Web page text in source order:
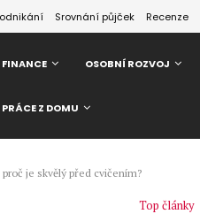
Srovnání půjček Recenze
FINANCE OSOBNÍ ROZVOJ
PRÁCE Z DOMU
proč je skvělý před cvičením?
Top články